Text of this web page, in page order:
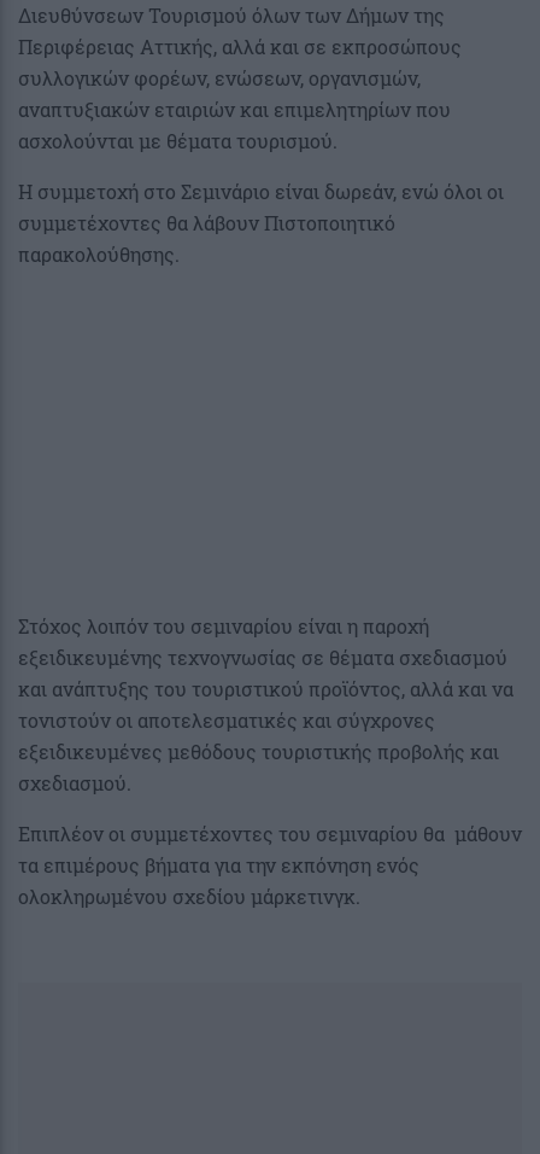
Διευθύνσεων Τουρισμού όλων των Δήμων της
Περιφέρειας Αττικής, αλλά και σε εκπροσώπους
συλλογικών φορέων, ενώσεων, οργανισμών,
αναπτυξιακών εταιριών και επιμελητηρίων που
ασχολούνται με θέματα τουρισμού.
Η συμμετοχή στο Σεμινάριο είναι δωρεάν, ενώ όλοι οι
συμμετέχοντες θα λάβουν Πιστοποιητικό
παρακολούθησης.
Στόχος λοιπόν του σεμιναρίου είναι η παροχή
εξειδικευμένης τεχνογνωσίας σε θέματα σχεδιασμού
και ανάπτυξης του τουριστικού προϊόντος, αλλά και να
τονιστούν οι αποτελεσματικές και σύγχρονες
εξειδικευμένες μεθόδους τουριστικής προβολής και
σχεδιασμού.
Επιπλέον οι συμμετέχοντες του σεμιναρίου θα μάθουν
τα επιμέρους βήματα για την εκπόνηση ενός
ολοκληρωμένου σχεδίου μάρκετινγκ.